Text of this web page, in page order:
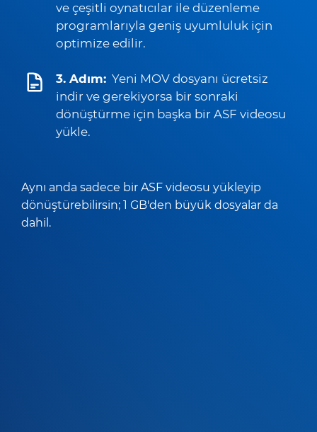
ve çeşitli oynatıcılar ile düzenleme
programlarıyla geniş uyumluluk için
optimize edilir.
3. Adım: Yeni MOV dosyanı ücretsiz
indir ve gerekiyorsa bir sonraki
dönüştürme için başka bir ASF videosu
yükle.
Aynı anda sadece bir ASF videosu yükleyip
dönüştürebilirsin; 1 GB'den büyük dosyalar da
dahil.